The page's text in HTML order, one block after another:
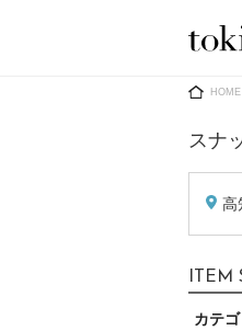
Ring
すべて
HOME
スナ
高
ITEM
カテ